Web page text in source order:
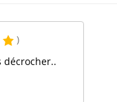
)
décrocher..